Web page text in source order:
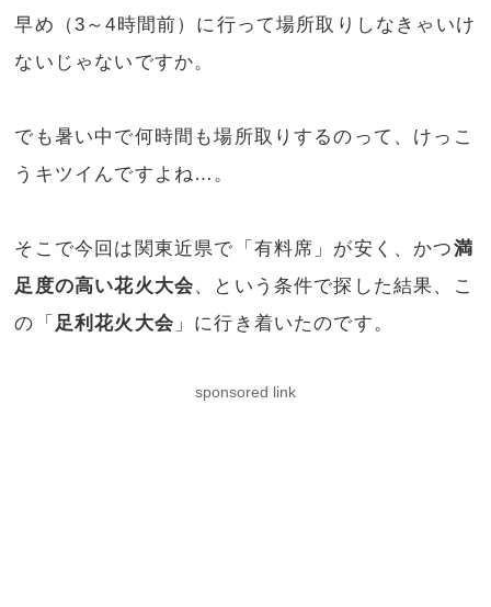
早め（3～4時間前）に行って場所取りしなきゃいけ
ないじゃないですか。
でも暑い中で何時間も場所取りするのって、けっこ
うキツイんですよね…。
そこで今回は関東近県で「有料席」が安く、かつ満
足度の高い花火大会、という条件で探した結果、こ
の「 足利花火大会 」に行き着いたのです。
sponsored link